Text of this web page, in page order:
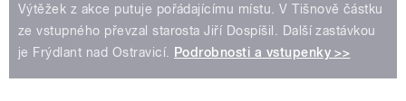
Výtěžek z akce putuje pořádajícímu místu. V Tišnově částku
ze vstupného převzal starosta Jiří Dospíšil. Další zastávkou
je Frýdlant nad Ostravicí.
Podrobnosti a vstupenky >>